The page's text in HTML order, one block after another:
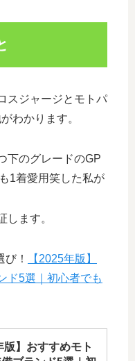
スジャージとモトパ
わかります。
下のグレードのGP
1着愛用笑した私が
します。
！
【2025年版】
ド5選｜初心者でも
版】おすすめモト